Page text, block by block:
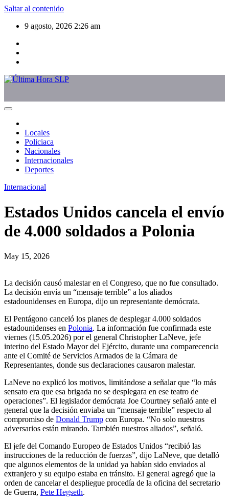
Saltar al contenido
9 agosto, 2026 2:26 am
Locales
Policiaca
Nacionales
Internacionales
Deportes
Internacional
Estados Unidos cancela el envío
de 4.000 soldados a Polonia
May 15, 2026
La decisión causó malestar en el Congreso, que no fue consultado.
La decisión envía un “mensaje terrible” a los aliados
estadounidenses en Europa, dijo un representante demócrata.
El Pentágono canceló los planes de desplegar 4.000 soldados
estadounidenses en Polonia. La información fue confirmada este
viernes (15.05.2026) por el general Christopher LaNeve, jefe
interino del Estado Mayor del Ejército, durante una comparecencia
ante el Comité de Servicios Armados de la Cámara de
Representantes, donde sus declaraciones causaron malestar.
LaNeve no explicó los motivos, limitándose a señalar que “lo más
sensato era que esa brigada no se desplegara en ese teatro de
operaciones”. El legislador demócrata Joe Courtney señaló ante el
general que la decisión enviaba un “mensaje terrible” respecto al
compromiso de Donald Trump con Europa. “No solo nuestros
adversarios están mirando. También nuestros aliados”, señaló.
El jefe del Comando Europeo de Estados Unidos “recibió las
instrucciones de la reducción de fuerzas”, dijo LaNeve, que detalló
que algunos elementos de la unidad ya habían sido enviados al
extranjero y su equipo estaba en tránsito. El general agregó que la
orden de cancelar el despliegue procedía de la oficina del secretario
de Guerra, Pete Hegseth.